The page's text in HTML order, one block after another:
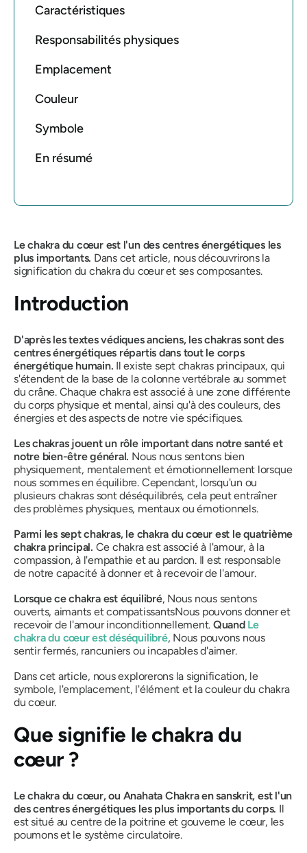
Caractéristiques
Responsabilités physiques
Emplacement
Couleur
Symbole
En résumé
Le chakra du cœur est l'un des centres énergétiques les
plus importants. Dans cet article, nous découvrirons la
signification du chakra du cœur et ses composantes.
Introduction
D'après les textes védiques anciens, les chakras sont des
centres énergétiques répartis dans tout le corps
énergétique humain. Il existe sept chakras principaux, qui
s'étendent de la base de la colonne vertébrale au sommet
du crâne. Chaque chakra est associé à une zone différente
du corps physique et mental, ainsi qu'à des couleurs, des
énergies et des aspects de notre vie spécifiques.
Les chakras jouent un rôle important dans notre santé et
notre bien-être général. Nous nous sentons bien
physiquement, mentalement et émotionnellement lorsque
nous sommes en équilibre. Cependant, lorsqu'un ou
plusieurs chakras sont déséquilibrés, cela peut entraîner
des problèmes physiques, mentaux ou émotionnels.
Parmi les sept chakras, le chakra du cœur est le quatrième
chakra principal. Ce chakra est associé à l'amour, à la
compassion, à l'empathie et au pardon. Il est responsable
de notre capacité à donner et à recevoir de l'amour.
Lorsque ce chakra est équilibré, Nous nous sentons
ouverts, aimants et compatissantsNous pouvons donner et
recevoir de l'amour inconditionnellement. Quand Le
chakra du cœur est déséquilibré, Nous pouvons nous
sentir fermés, rancuniers ou incapables d'aimer.
Dans cet article, nous explorerons la signification, le
symbole, l'emplacement, l'élément et la couleur du chakra
du cœur.
Que signifie le chakra du
cœur ?
Le chakra du cœur, ou Anahata Chakraen sanskrit, est l'un
des centres énergétiques les plus importants du corps. Il
est situé au centre de la poitrine et gouverne le cœur, les
poumons et le système circulatoire.